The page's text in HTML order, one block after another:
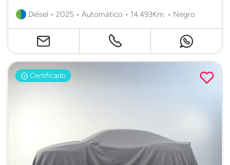
Diésel • 2025 • Automático • 14.493Km. • Negro
Certificado